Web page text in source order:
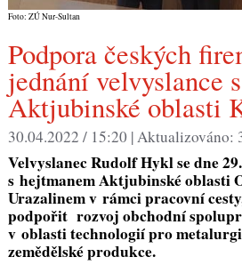
Foto: ZÚ Nur-Sultan
Podpora českých firem předmětem
jednání velvyslance
Aktjubinské oblasti
30.04.2022 / 15:20 |Aktualizováno:
Velvyslanec Rudolf Hykl se dne
s hejtmanem Aktjubinské oblasti
Urazalinem v rámci pracovní
podpořit rozvoj obchodní
v oblasti technologií pro
zemědělské produkce.